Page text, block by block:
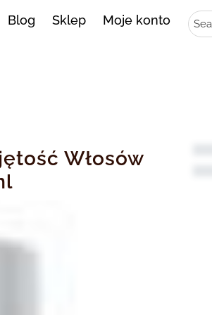
Blog Sklep Moje konto
Włosów